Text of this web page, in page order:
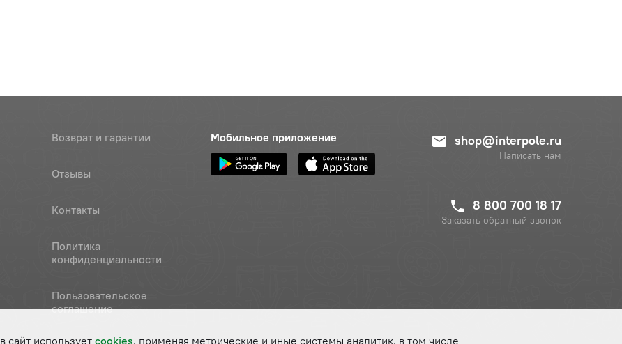
Возврат и гарантии
Отзывы
Контакты
Политика
конфиденциальности
Пользовательское
соглашение
Мобильное приложение shop@interpole.ru
Написать нам
8 800 700 18 17
Заказать обратный звонок
сайт использует cookies, применяя метрические и иные системы аналитик, в том числе